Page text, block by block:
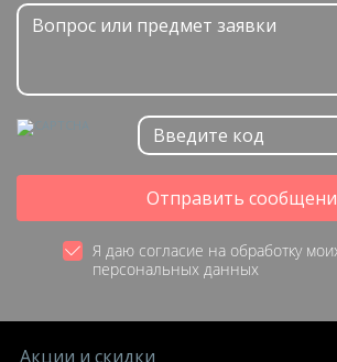
Отправить
Я даю согласие на обработку
персональных данных
Акции и скидки